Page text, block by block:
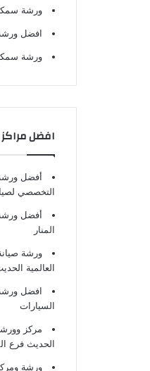
ورشة
افضل
ورشة
افضل
أفضل
التخصصي
أفضل
المنار
ورشة
العالمية
افضل
السيارات
مركز
الحديث فرع
ورشة